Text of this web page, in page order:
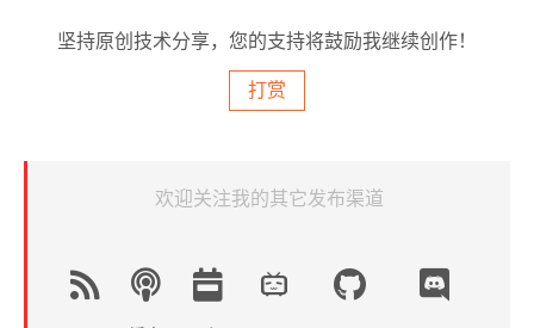
坚持原创技术分享，您的支持将鼓励我继续创作！
打赏
欢迎关注我的其它发布渠道